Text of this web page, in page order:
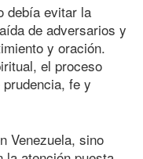
debía evitar la
de adversarios y
y oración.
el proceso
fe y
Venezuela, sino